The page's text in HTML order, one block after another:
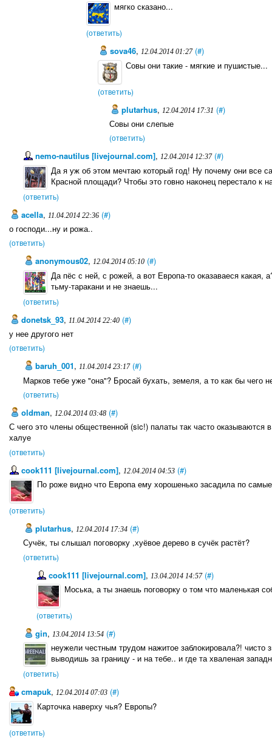
мягко сказано...
(ответить)
sova46,12.04.2014 01:27 (#)
Совы они такие - мягкие и пушистые...
(ответить)
plutarhus, 12.04.2014 17:31 (#)
Совы они слепые
(ответить)
nemo-nautilus [livejournal.com], 12.04.2014 12:37 (#)
Да я уж об этом мечтаю который год! Ну почему они все
Красной площади? Чтобы это говно наконец перестало к
(ответить)
acella, 11.04.2014 22:36 (#)
о господи...ну и рожа..
(ответить)
anonymous02, 12.04.2014 05:10 (#)
Да пёс с ней, с рожей, а вот Европа-то оказаваеся
тьму-таракани и не знаешь...
(ответить)
donetsk_93, 11.04.2014 22:40 (#)
у нее другого нет
(ответить)
baruh_001, 11.04.2014 23:17 (#)
Марков тебе уже "она"? Бросай бухать, земеля, а то как бы чего
(ответить)
oldman, 12.04.2014 03:48 (#)
С чего это члены общественной (sic!) палаты так часто
халуе
(ответить)
cook111 [livejournal.com], 12.04.2014 04:53 (#)
По роже видно что Европа ему хорошенько засадила по
(ответить)
plutarhus, 12.04.2014 17:34 (#)
Сучёк, ты слышал поговорку ,хуёвое дерево в сучёк растёт?
(ответить)
cook111 [livejournal.com], 13.04.2014 14:57 (#)
Моська, а ты знаешь поговорку о том что маленькая
(ответить)
gin, 13.04.2014 13:54 (#)
неужели честным трудом нажитое заблокировала?!
выводишь за границу - и на тебе.. и где та хваленая
(ответить)
cmapuk, 12.04.2014 07:03 (#)
Карточка наверху чья? Европы?
(ответить)